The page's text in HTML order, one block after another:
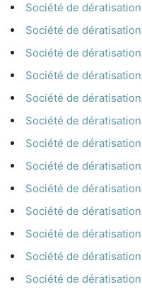
Société de
Société de
Société de
Société de
Société de
Société de
Société de
Société de
Société de
Société de
Société de
Société de
Société de